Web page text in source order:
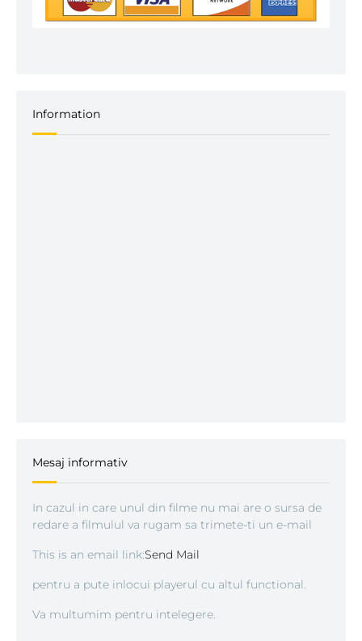
Information
Mesaj informativ
In cazul in care unul din filme nu mai are o sursa de
redare a filmulul va rugam sa trimete-ti un e-mail
This is an email link:Send Mail
pentru a pute inlocui playerul cu altul functional.
Va multumim pentru intelegere.